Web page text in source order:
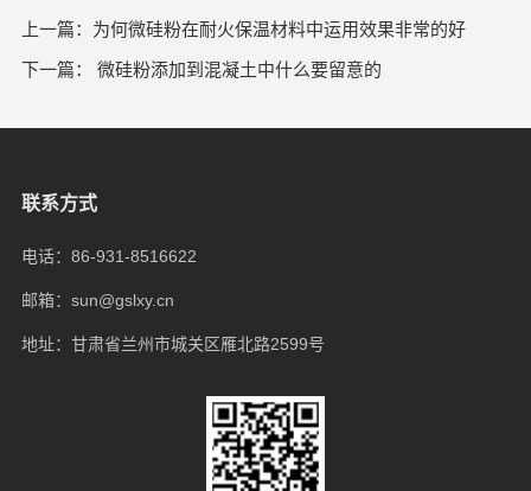
上一篇：​为何微硅粉在耐火保温材料中运用效果非常的好
下一篇：​ 微硅粉添加到混凝土中什么要留意的
联系方式
电话：86-931-8516622
邮箱：sun@gslxy.cn
地址：甘肃省兰州市城关区雁北路2599号